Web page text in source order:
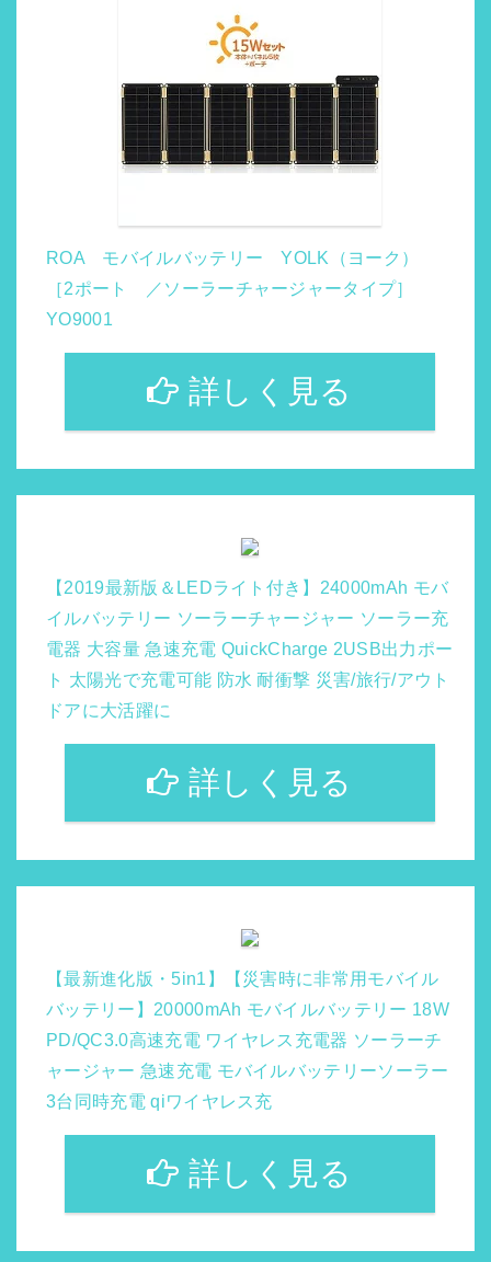
ROA モバイルバッテリー YOLK（ヨーク）
［2ポート ／ソーラーチャージャータイプ］
YO9001
詳しく見る
【2019最新版＆LEDライト付き】24000mAh モバ
イルバッテリー ソーラーチャージャー ソーラー充
電器 大容量 急速充電 QuickCharge 2USB出力ポー
ト 太陽光で充電可能 防水 耐衝撃 災害/旅行/アウト
ドアに大活躍に
詳しく見る
【最新進化版・5in1】【災害時に非常用モバイル
バッテリー】20000mAh モバイルバッテリー 18W
PD/QC3.0高速充電 ワイヤレス充電器 ソーラーチ
ャージャー 急速充電 モバイルバッテリーソーラー
3台同時充電 qiワイヤレス充
詳しく見る